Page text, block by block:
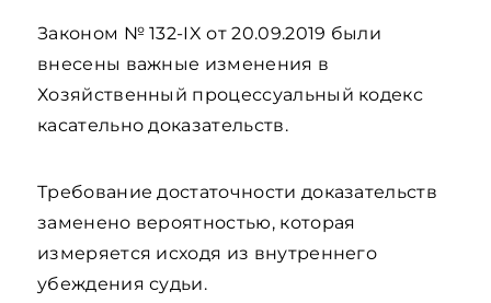
Законом № 132-IX от 20.09.2019 были
внесены важные изменения в
Хозяйственный процессуальный кодекс
касательно доказательств.
Требование достаточности доказательств
заменено вероятностью, которая
измеряется исходя из внутреннего
убеждения судьи.